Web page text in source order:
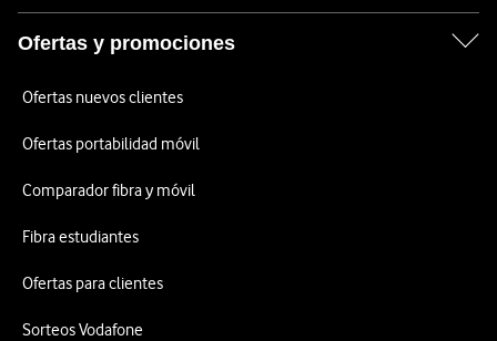
Ofertas y promociones
Ofertas nuevos clientes
Ofertas portabilidad móvil
Comparador fibra y móvil
Fibra estudiantes
Ofertas para clientes
Sorteos Vodafone